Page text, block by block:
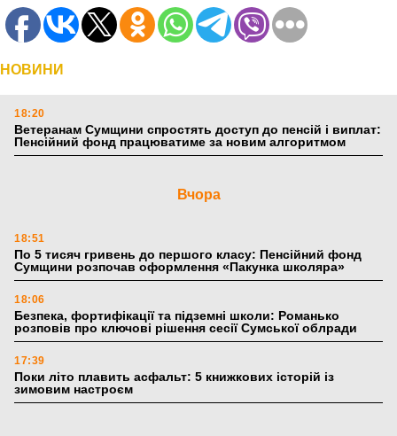
НОВИНИ
18:20
Ветеранам Сумщини спростять доступ до пенсій і виплат:
Пенсійний фонд працюватиме за новим алгоритмом
Вчора
18:51
По 5 тисяч гривень до першого класу: Пенсійний фонд
Сумщини розпочав оформлення «Пакунка школяра»
18:06
Безпека, фортифікації та підземні школи: Романько
розповів про ключові рішення сесії Сумської облради
17:39
Поки літо плавить асфальт: 5 книжкових історій із
зимовим настроєм